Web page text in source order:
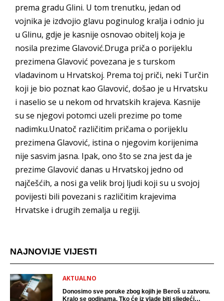
prema gradu Glini. U tom trenutku, jedan od
vojnika je izdvojio glavu poginulog kralja i odnio ju
u Glinu, gdje je kasnije osnovao obitelj koja je
nosila prezime Glavović.Druga priča o porijeklu
prezimena Glavović povezana je s turskom
vladavinom u Hrvatskoj. Prema toj priči, neki Turčin
koji je bio poznat kao Glavović, došao je u Hrvatsku
i naselio se u nekom od hrvatskih krajeva. Kasnije
su se njegovi potomci uzeli prezime po tome
nadimku.Unatoč različitim pričama o porijeklu
prezimena Glavović, istina o njegovim korijenima
nije sasvim jasna. Ipak, ono što se zna jest da je
prezime Glavović danas u Hrvatskoj jedno od
najčešćih, a nosi ga velik broj ljudi koji su u svojoj
povijesti bili povezani s različitim krajevima
Hrvatske i drugih zemalja u regiji.
NAJNOVIJE VIJESTI
AKTUALNO
Donosimo sve poruke zbog kojih je Beroš u zatvoru.
Kralo se godinama. Tko će iz vlade biti sljedeći